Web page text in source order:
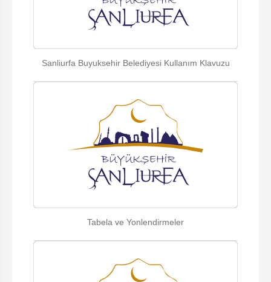
Sanliurfa Buyuksehir Belediyesi Kullanım Klavuzu
Tabela ve Yonlendirmeler